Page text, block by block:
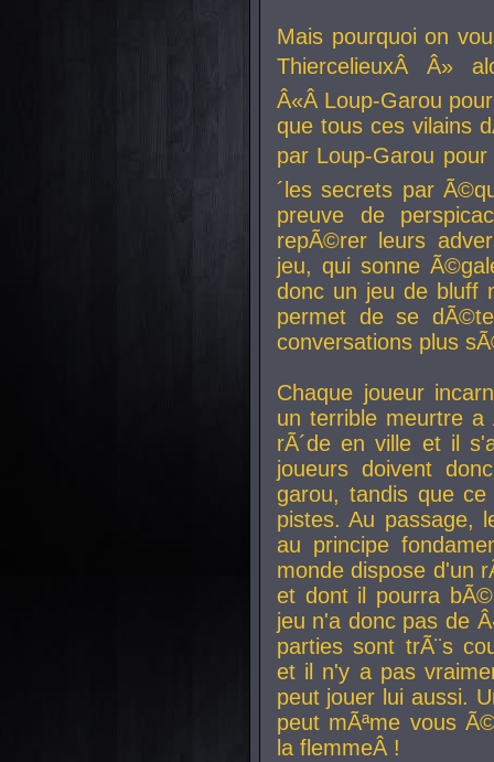
Mais pourquoi on
ThiercelieuxÂ Â»
Â«Â Loup-Garou
que tous ces vilains
par Loup-Garou
´les secrets par
preuve de
repÃ©rer leurs
jeu, qui sonne
donc un jeu de bluff
permet de se
conversations plus
Chaque joueur
un terrible meurtre
rÃ´de en ville et il
joueurs doivent
garou, tandis que
pistes. Au passage,
au principe
monde dispose d'un
et dont il pourra
jeu n'a donc pas de
parties sont trÃ¨s
et il n'y a pas
peut jouer lui aussi.
peut mÃªme vous
la flemmeÂ !